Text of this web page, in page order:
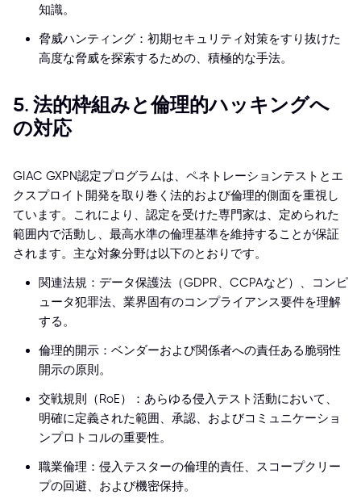
知識。
脅威ハンティング：初期セキュリティ対策をすり抜けた
高度な脅威を探索するための、積極的な手法。
5. 法的枠組みと倫理的ハッキングへ
の対応
GIAC GXPN認定プログラムは、ペネトレーションテストとエ
クスプロイト開発を取り巻く法的および倫理的側面を重視し
ています。これにより、認定を受けた専門家は、定められた
範囲内で活動し、最高水準の倫理基準を維持することが保証
されます。主な対象分野は以下のとおりです。
関連法規：データ保護法（GDPR、CCPAなど）、コンピ
ュータ犯罪法、業界固有のコンプライアンス要件を理解
する。
倫理的開示：ベンダーおよび関係者への責任ある脆弱性
開示の原則。
交戦規則（RoE）：あらゆる侵入テスト活動において、
明確に定義された範囲、承認、およびコミュニケーショ
ンプロトコルの重要性。
職業倫理：侵入テスターの倫理的責任、スコープクリー
プの回避、および機密保持。